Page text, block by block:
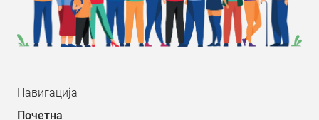
Навигација
Почетна